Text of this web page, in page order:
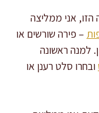
אני ממליצה
– פירה שורשים או
למנה ראשונה
ובחרו סלט רענן או